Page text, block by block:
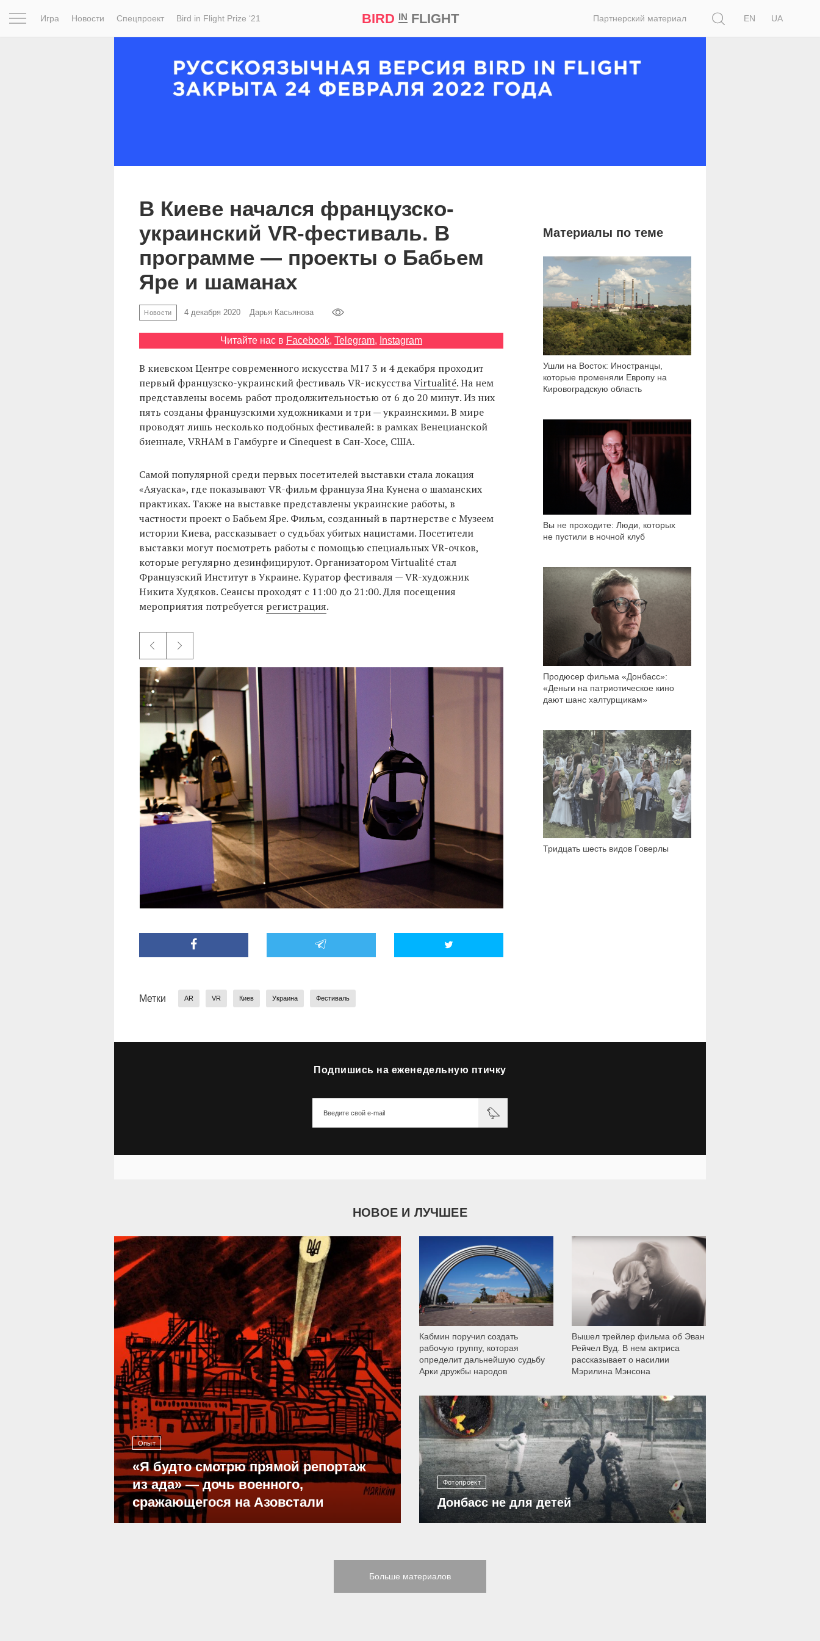
Игра Новости Спецпроект Bird in Flight Prize ‘21 BIRD INFLIGHT Партнерский материал
EN
UA
В Киеве начался французско-
украинский VR-фестиваль. В
программе — проекты о Бабьем
Яре и шаманах
Новости 4 декабря 2020 Дарья Касьянова
Читайте нас в Facebook, Telegram, Instagram
В киевском Центре современного искусства М17 3 и 4 декабря проходит
первый французско-украинский фестиваль VR-искусстваVirtualité. На нем
представлены восемь работ продолжительностью от 6 до 20 минут. Из них
пять созданы французскими художниками и три — украинскими. В мире
проводят лишь несколько подобных фестивалей: в рамках Венецианской
биеннале, VRHAM в Гамбурге и Cinequest в Сан-Хосе, США.
Самой популярной среди первых посетителей выставки стала локация
«Аяуаска», где показывают VR-фильм француза Яна Кунена о шаманских
практиках. Также на выставке представлены украинские работы, в
частности проект о Бабьем Яре. Фильм, созданный в партнерстве с Музеем
истории Киева, рассказывает о судьбах убитых нацистами. Посетители
выставки могут посмотреть работы с помощью специальных VR-очков,
которые регулярно дезинфицируют. Организатором Virtualité стал
Французский Институт в Украине. Куратор фестиваля — VR-художник
Никита Худяков. Сеансы проходят с 11:00 до 21:00. Для посещения
мероприятия потребуется регистрация.
Метки AR VR Киев Украина Фестиваль
Материалы по теме
Ушли на Восток: Иностранцы,
которые променяли Европу на
Кировоградскую область
Вы не проходите: Люди, которых
не пустили в ночной клуб
15 190
Продюсер фильма «Донбасс»:
«Деньги на патриотическое кино
дают шанс халтурщикам»
Тридцать шесть видов Говерлы
22 798
Подпишись на еженедельную птичку
НОВОЕ И ЛУЧШЕЕ
Опыт
«Я будто смотрю прямой репортаж
из ада» — дочь военного,
сражающегося на Азовстали
39 288
Кабмин поручил создать
рабочую группу, которая
определит дальнейшую судьбу
Арки дружбы народов
9 787
Вышел трейлер фильма об Эван
Рейчел Вуд. В нем актриса
рассказывает о насилии
Мэрилина Мэнсона
Фотопроект
Донбасс не для детей
12 300
Больше материалов